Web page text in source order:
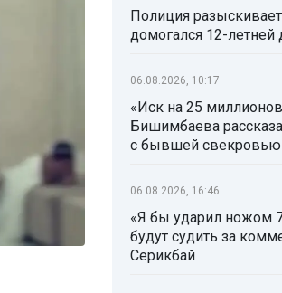
Полиция
домогался 12-
06.08.2026, 10:17
«Иск на 25
Бишимбаева
с бывшей свекровью
06.08.2026, 16:46
«Я бы ударил ножом
будут судить за
Серикбай